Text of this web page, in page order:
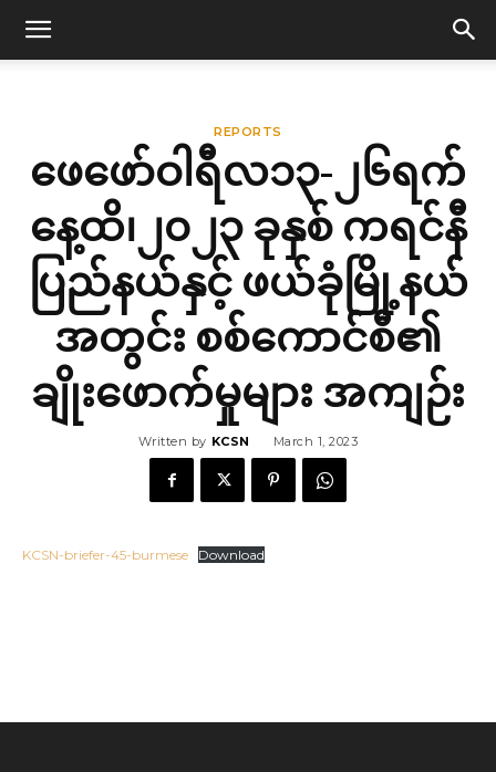
REPORTS
ဖေဖော်ဝါရီလ၁၃-၂၆ရက်
နေ့ထိ၊၂၀၂၃ ခုနှစ် ကရင်နီ
ပြည်နယ်နှင့် ဖယ်ခုံမြို့နယ်
အတွင်း စစ်ကောင်စီ၏
ချိုးဖောက်မှုများ အကျဉ်း
Written by KCSN March 1, 2023
KCSN-briefer-45-burmese Download